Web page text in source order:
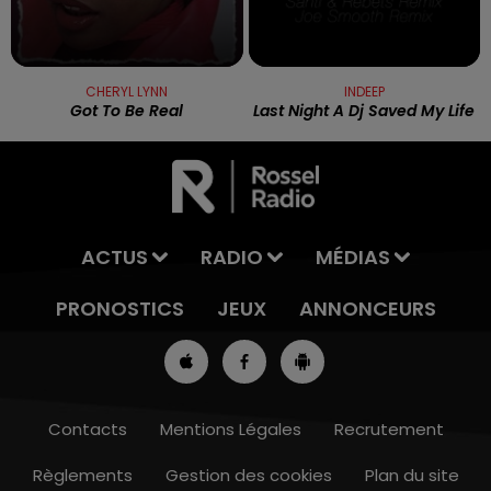
13h00 - 16h00
CHERYL LYNN
Got To Be Real
INDEEP
Last Night A Dj Saved My Life
ACTUS RADIO
MÉDIAS
PRONOSTICS
JEUX ANNONCEURS
Contacts Mentions Légales
Recrutement
Règlements
Gestion des cookies Plan du site